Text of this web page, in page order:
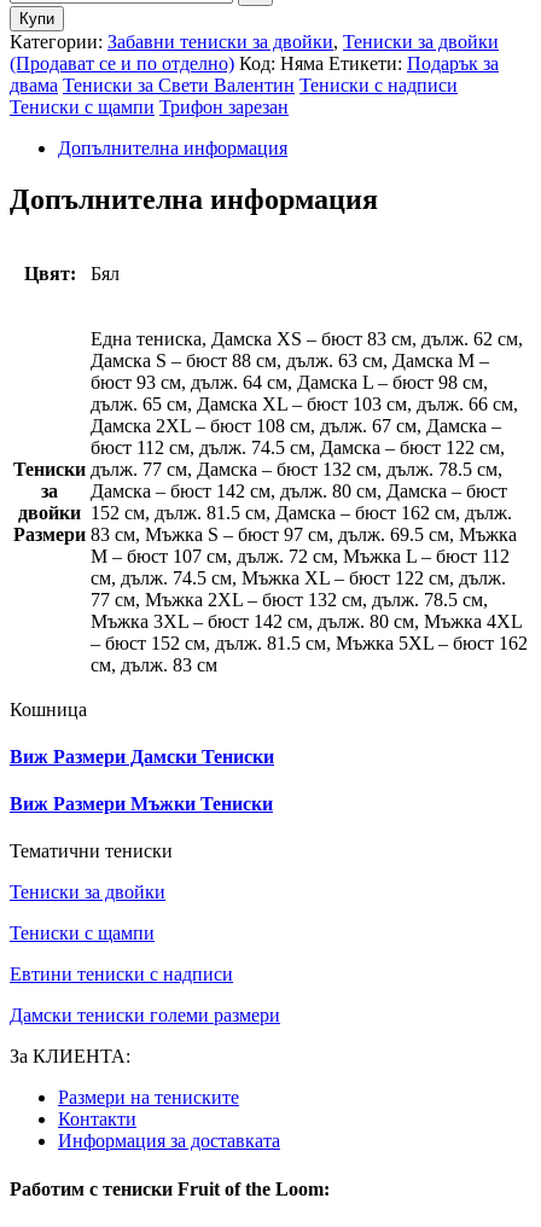
Купи
Категории: Забавни тениски за двойки, Тениски за двойки
(Продават се и по отделно) Код: Няма Етикети: Подарък за
двама Тениски за Свети Валентин Тениски с надписи
Тениски с щампи Трифон зарезан
Допълнителна информация
Допълнителна информация
Цвят: Бял
Тениски
за
двойки
Размери
Една тениска, Дамска XS – бюст 83 см, дълж. 62 см,
Дамска S – бюст 88 см, дълж. 63 см, Дамска M –
бюст 93 см, дълж. 64 см, Дамска L – бюст 98 см,
дълж. 65 см, Дамска XL – бюст 103 см, дълж. 66 см,
Дамска 2XL – бюст 108 см, дълж. 67 см, Дамска –
бюст 112 см, дълж. 74.5 см, Дамска – бюст 122 см,
дълж. 77 см, Дамска – бюст 132 см, дълж. 78.5 см,
Дамска – бюст 142 см, дълж. 80 см, Дамска – бюст
152 см, дълж. 81.5 см, Дамска – бюст 162 см, дълж.
83 см, Мъжка S – бюст 97 см, дълж. 69.5 см, Мъжка
M – бюст 107 см, дълж. 72 см, Мъжка L – бюст 112
см, дълж. 74.5 см, Мъжка XL – бюст 122 см, дълж.
77 см, Мъжка 2XL – бюст 132 см, дълж. 78.5 см,
Мъжка 3XL – бюст 142 см, дълж. 80 см, Мъжка 4XL
– бюст 152 см, дълж. 81.5 см, Мъжка 5XL – бюст 162
см, дълж. 83 см
Кошница
Виж Размери Дамски Тениски
Виж Размери Мъжки Тениски
Тематични тениски
Тениски за двойки
Тениски с щампи
Eвтини тениски с надписи
Дамски тениски големи размери
За КЛИЕНТА:
Размери на тениските
Контакти
Информация за доставката
Работим с тениски Fruit of the Loom: